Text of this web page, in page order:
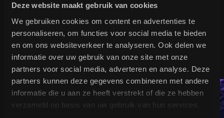
Deze website maakt gebruik van cookies
We gebruiken cookies om content en advertenties te
personaliseren, om functies voor social media te bieden
en om ons websiteverkeer te analyseren. Ook delen we
informatie over uw gebruik van onze site met onze
partners voor social media, adverteren en analyse. Deze
partners kunnen deze gegevens combineren met andere
informatie die u aan ze heeft verstrekt of die ze hebben
verzameld op basis van uw gebruik van hun services.
Burger tipt
Bekijk volledig programma
Bekijk volledig programma